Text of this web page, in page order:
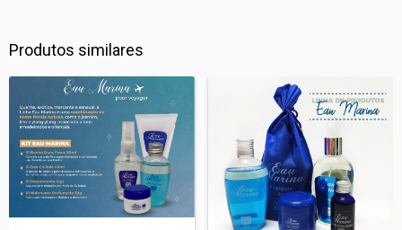
Produtos similares